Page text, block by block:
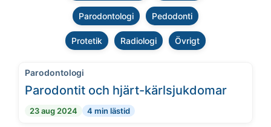
Parodontologi Pedodonti
Protetik Radiologi Övrigt
Parodontologi
Parodontit och hjärt-kärlsjukdomar
23 aug 2024 4 min lästid